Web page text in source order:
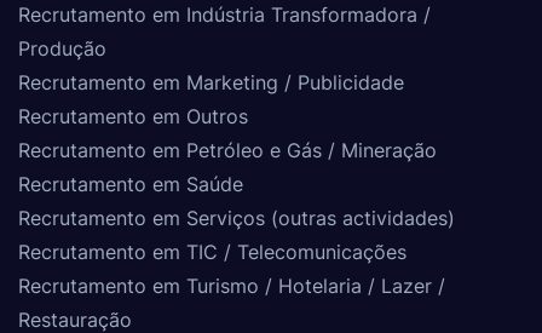
Recrutamento em Indústria Transformadora /
Produção
Recrutamento em Marketing / Publicidade
Recrutamento em Outros
Recrutamento em Petróleo e Gás / Mineração
Recrutamento em Saúde
Recrutamento em Serviços (outras actividades)
Recrutamento em TIC / Telecomunicações
Recrutamento em Turismo / Hotelaria / Lazer /
Restauração